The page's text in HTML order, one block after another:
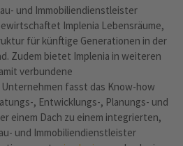
und Immobiliendienstleister
Implenia Lebensräume,
für künftige Generationen in der
Zudem bietet Implenia in weiteren
verbundene
fasst das Know-how
, Entwicklungs-, Planungs- und
einem Dach zu einem integrierten,
und Immobiliendienstleister